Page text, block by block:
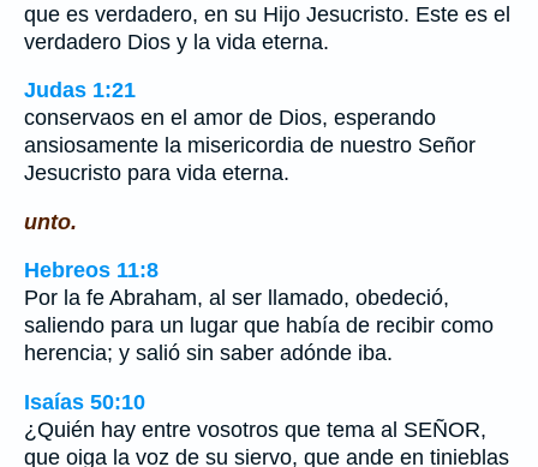
que es verdadero, en su Hijo Jesucristo. Este es el
verdadero Dios y la vida eterna.
Judas 1:21
conservaos en el amor de Dios, esperando
ansiosamente la misericordia de nuestro Señor
Jesucristo para vida eterna.
unto.
Hebreos 11:8
Por la fe Abraham, al ser llamado, obedeció,
saliendo para un lugar que había de recibir como
herencia; y salió sin saber adónde iba.
Isaías 50:10
¿Quién hay entre vosotros que tema al SEÑOR,
que oiga la voz de su siervo, que ande en tinieblas